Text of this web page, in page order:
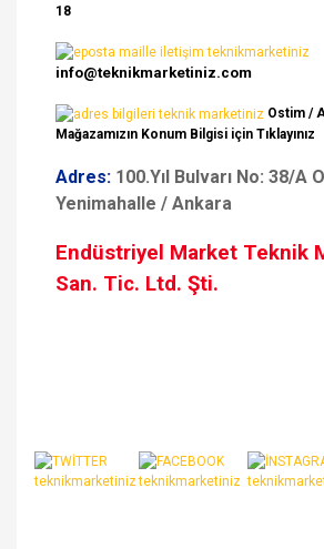
18
info@teknikmarketiniz.com
Ostim /
Mağazamızın Konum Bilgisi için Tıklayınız
Adres: 100.Yıl Bulvarı No: 38/A
Yenimahalle / Ankara
Endüstriyel Market Teknik
San. Tic. Ltd. Şti.